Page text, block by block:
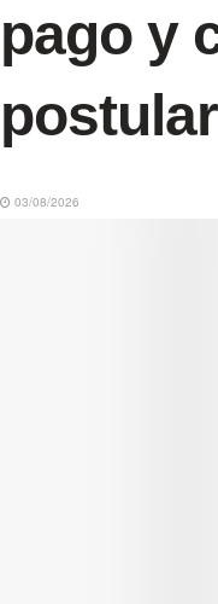
pago y
03/08/2026